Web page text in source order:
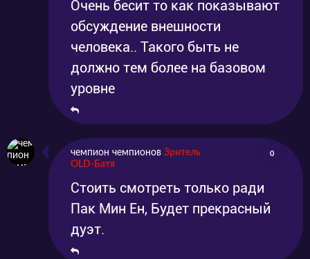
Очень бесит то как показывают
обсуждение внешности
человека.. Такого быть не
должно тем более на базовом
уровне
чемпион чемпионов Зритель
OLD-Батя
0
Стоить смотреть только ради
Пак Мин Ен, Будет прекрасный
дуэт.